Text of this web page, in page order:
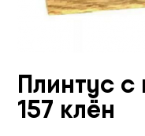
Плинтус
157 клён